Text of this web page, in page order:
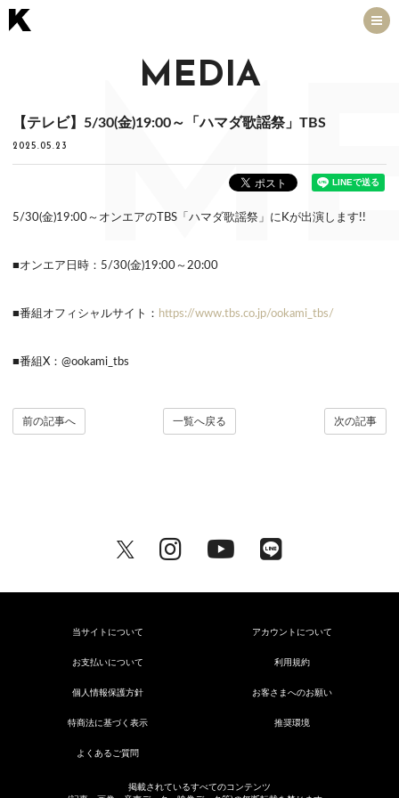
MEDIA
【テレビ】5/30(金)19:00～「ハマダ歌謡祭」TBS
2025.05.23
5/30(金)19:00～オンエアのTBS「ハマダ歌謡祭」にKが出演します!!
■オンエア日時：5/30(金)19:00～20:00
■番組オフィシャルサイト： https://www.tbs.co.jp/ookami_tbs/
■番組X：@ookami_tbs
次の記事
一覧へ戻る
前の記事へ
当サイトについて アカウントについて
お支払いについて 利用規約
個人情報保護方針 お客さまへのお願い
特商法に基づく表示 推奨環境
よくあるご質問
掲載されているすべてのコンテンツ